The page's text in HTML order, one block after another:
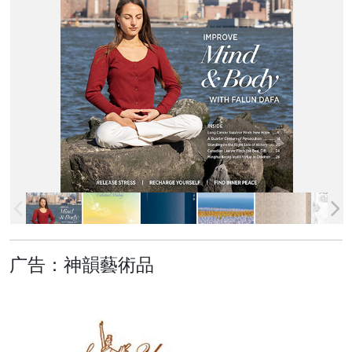
广告：神韻藝術品